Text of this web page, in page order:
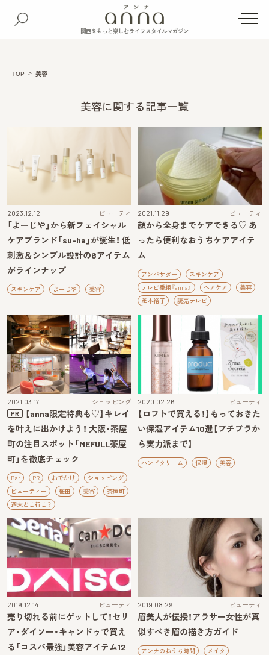
関西をもっと楽しむライフスタイルマガジン
TOP 美容
美容に関する記事一覧
2023.12.12 ビューティ
「よーじや」から新フェイシャル
ケアブランド「su-ha」が誕生！ 低
刺激＆シンプル設計の8アイテム
がラインナップ
スキンケア よーじや 美容
2021.11.29 ビューティ
顔から全身までケアできる♡ あ
ったら便利なおうちケアアイテ
ム
アンバサダー
スキンケア
テレビ番組『anna』
ヘアケア
美容
芝本裕子
読売テレビ
2021.03.17 ショッピング
PR
【anna限定特典も♡】キレイ
を叶えに出かけよう！ 大阪・茶屋
町の注目スポット「MEFULL茶屋
町」を徹底チェック
Bar PR おでかけ
ショッピング
ビューティー
梅田 美容
茶屋町
週末どこ行こ？
2020.02.26 ビューティ
【ロフトで買える！】もっておきた
い保湿アイテム10選【プチプラか
ら実力派まで】
ハンドクリーム 保湿 美容
2019.12.14 ビューティ
売り切れる前にゲットして！セリ
ア・ダイソー・キャンドゥで買え
る「コスパ最強」美容アイテム12
2019.08.29 ビューティ
眉美人が伝授！アラサー女性が真
似すべき眉の描き方ガイド
アンナのおうち時間
メイク